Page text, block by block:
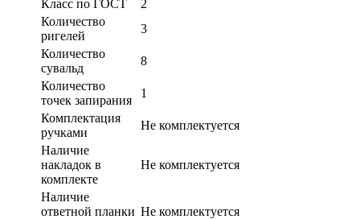
Класс по ГОСТ
2
Количество
ригелей
3
Количество
сувальд
8
Количество
точек запирания
1
Комплектация
ручками
Не комплектуется
Наличие
накладок в
комплекте
Не комплектуется
Наличие
ответной планки Не комплектуется